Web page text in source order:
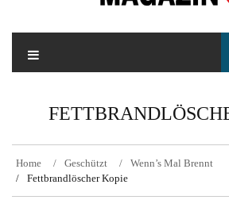
Home Geschützt
Wenn’s Mal Brennt
Fettbrandlöscher Kopie